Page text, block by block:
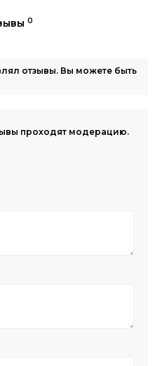
0
отзывы. Вы можете быть
проходят модерацию.